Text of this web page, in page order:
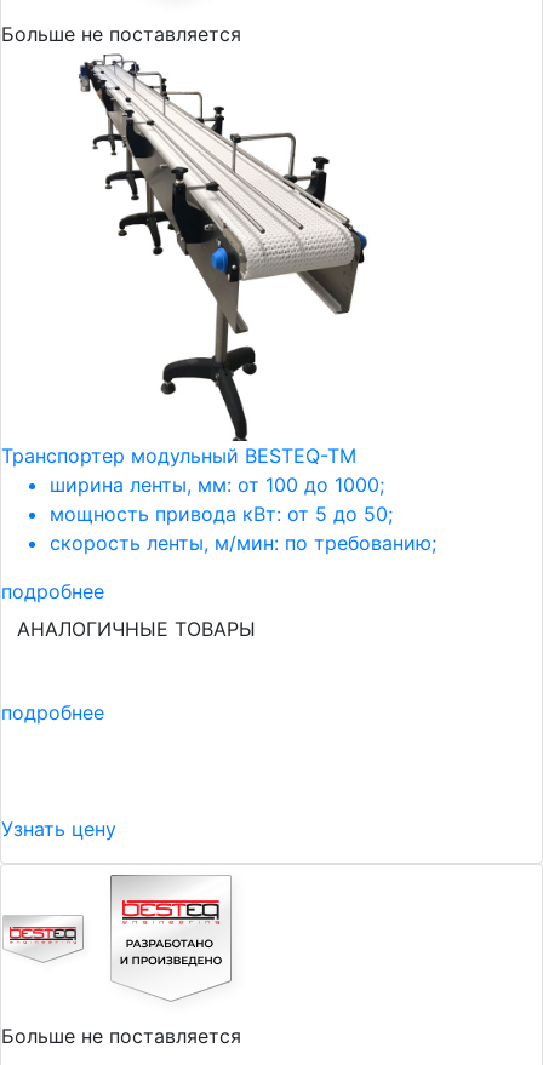
Больше не поставляется
Транспортер модульный BESTEQ-TM
ширина ленты, мм: от 100 до 1000;
мощность привода кВт: от 5 до 50;
скорость ленты, м/мин: по требованию;
подробнее
АНАЛОГИЧНЫЕ ТОВАРЫ
подробнее
Узнать цену
Больше не поставляется